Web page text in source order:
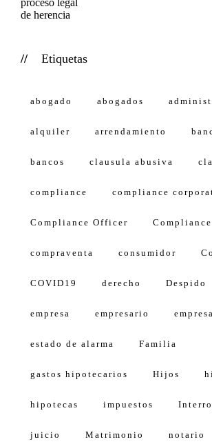
Etiquetas
abogado abogados
alquiler arrendamiento
bancos clausula abusiva
compliance compliance
Compliance Officer
compraventa consumidor
COVID19 derecho Despido
empresa empresario
estado de alarma Familia
gastos hipotecarios Hijos
hipotecas impuestos
juicio Matrimonio notario